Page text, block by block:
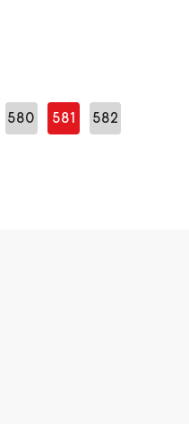
580 581 582
sivu